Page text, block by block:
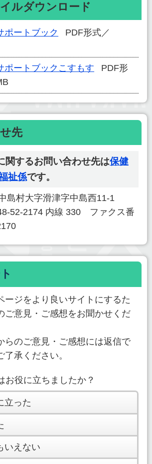
ルダウンロード
ポートブック
PDF形式／
ポートブックこすもす
PDF形
先
関するお問い合わせ先は保健
祉係です。
村大字滑津字中島西11-1
52-2174 内線 330 ファクス番
ージをより良いサイトにするた
ご意見・ご感想をお聞かせくだ
らのご意見・ご感想には返信で
了承ください。
お役に立ちましたか？
立った
いえない